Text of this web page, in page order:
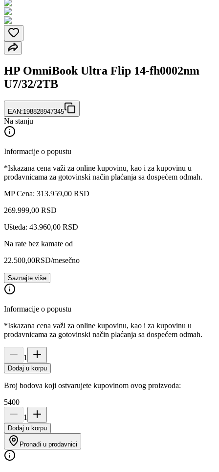
HP OmniBook Ultra Flip 14-fh0002nm
U7/32/2TB
EAN:198828947345
Na stanju
Informacije o popustu
*Iskazana cena važi za online kupovinu, kao i za kupovinu u
prodavnicama za gotovinski način plaćanja sa dospećem odmah.
MP Cena: 313.959,00 RSD
269.999,00 RSD
Ušteda: 43.960,00 RSD
Na rate bez kamate od
22.500,00RSD/mesečno
Saznajte više
Informacije o popustu
*Iskazana cena važi za online kupovinu, kao i za kupovinu u
prodavnicama za gotovinski način plaćanja sa dospećem odmah.
1
Dodaj u korpu
Broj bodova koji ostvarujete kupovinom ovog proizvoda:
5400
1
Dodaj u korpu
Pronađi u prodavnici